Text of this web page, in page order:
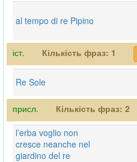
al tempo di re Pipino
іст.
Кількість фраз: 1
Re Sole
присл.
Кількість фраз: 2
l’erba voglio non
cresce neanche nel
giardino del re